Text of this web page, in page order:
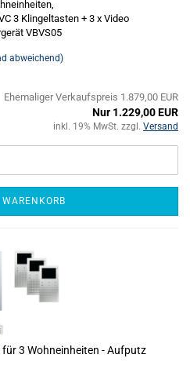
3 Klingeltasten + 3 x Video
VBVS05
abweichend)
Ehemaliger Verkaufspreis 1.879,00 EUR
Nur 1.229,00 EUR
inkl. 19% MwSt. zzgl. Versand
WARENKORB
für 3 Wohneinheiten - Aufputz